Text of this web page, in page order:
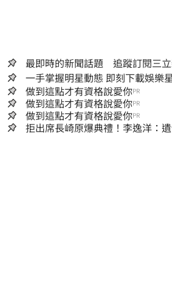
最即時的新聞話題 追蹤訂閱三
一手掌握明星動態 即刻下
做到這點才有資格說愛你PR
做到這點才有資格說愛你PR
做到這點才有資格說愛你PR
拒出席長崎原爆典禮！李逸洋：